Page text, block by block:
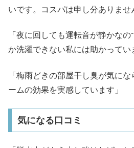
いです。コスパは申し分ありませ
「夜に回しても運転音が静かな
か洗濯できない私には助かってい
「梅雨どきの部屋干し臭が気に
ームの効果を実感しています」
気になる口コミ